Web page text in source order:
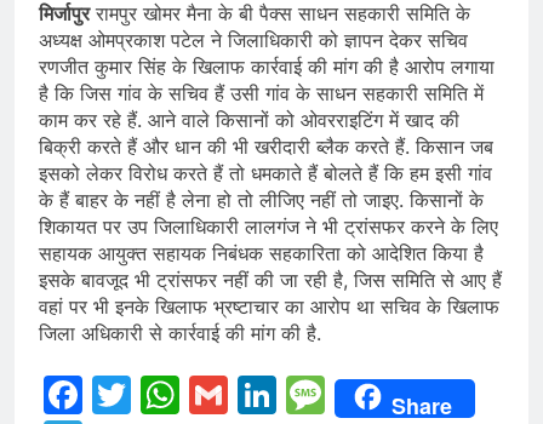
मिर्जापुररामपुर खोमर मैना के बी पैक्स साधन सहकारी समिति के
अध्यक्ष ओमप्रकाश पटेल ने जिलाधिकारी को ज्ञापन देकर सचिव
रणजीत कुमार सिंह के खिलाफ कार्रवाई की मांग की है आरोप लगाया
है कि जिस गांव के सचिव हैं उसी गांव के साधन सहकारी समिति में
काम कर रहे हैं. आने वाले किसानों को ओवरराइटिंग में खाद की
बिक्री करते हैं और धान की भी खरीदारी ब्लैक करते हैं. किसान जब
इसको लेकर विरोध करते हैं तो धमकाते हैं बोलते हैं कि हम इसी गांव
के हैं बाहर के नहीं है लेना हो तो लीजिए नहीं तो जाइए. किसानों के
शिकायत पर उप जिलाधिकारी लालगंज ने भी ट्रांसफर करने के लिए
सहायक आयुक्त सहायक निबंधक सहकारिता को आदेशित किया है
इसके बावजूद भी ट्रांसफर नहीं की जा रही है, जिस समिति से आए हैं
वहां पर भी इनके खिलाफ भ्रष्टाचार का आरोप था सचिव के खिलाफ
जिला अधिकारी से कार्रवाई की मांग की है.
Facebook
Twitter
WhatsApp
GmailLinkedIn
Message
Share